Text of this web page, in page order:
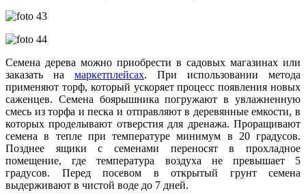
Семена дерева можно приобрести в садовых магазинах или
заказать на маркетплейсах. При использовании метода
применяют торф, который ускоряет процесс появления новых
саженцев. Семена боярышника погружают в увлажненную
смесь из торфа и песка и отправляют в деревянные емкости, в
которых проделывают отверстия для дренажа. Проращивают
семена в тепле при температуре минимум в 20 градусов.
Позднее ящики с семенами переносят в прохладное
помещение, где температура воздуха не превышает 5
градусов. Перед посевом в открытый грунт семена
выдерживают в чистой воде до 7 дней.